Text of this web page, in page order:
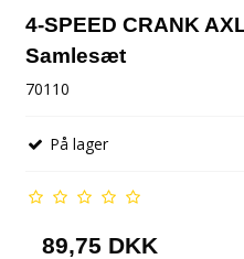
4-SPEED CRANK
Samlesæt
70110
På lager
89,75 DKK